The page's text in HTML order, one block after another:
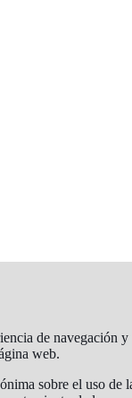
de navegación
web.
sobre el uso